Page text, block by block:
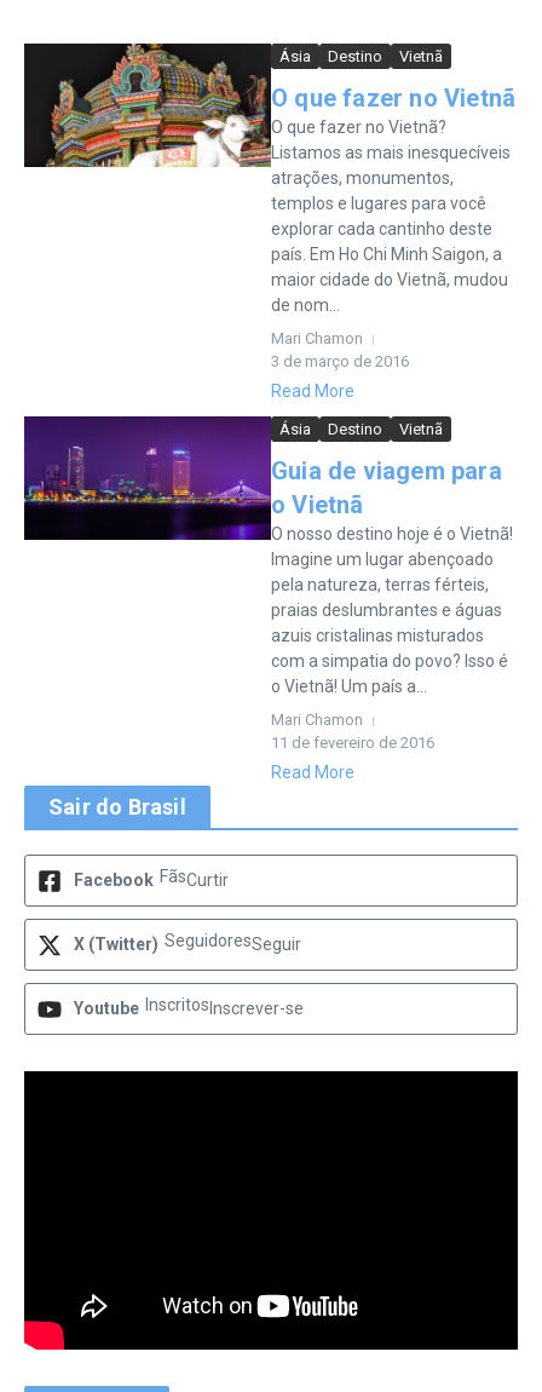
Ásia Destino Vietnã
O que fazer no Vietnã
O que fazer no Vietnã?
Listamos as mais inesquecíveis
atrações, monumentos,
templos e lugares para você
explorar cada cantinho deste
país. Em Ho Chi Minh Saigon, a
maior cidade do Vietnã, mudou
de nom...
Mari Chamon
3 de março de 2016
Read More
Ásia Destino Vietnã
Guia de viagem para
o Vietnã
O nosso destino hoje é o Vietnã!
Imagine um lugar abençoado
pela natureza, terras férteis,
praias deslumbrantes e águas
azuis cristalinas misturados
com a simpatia do povo? Isso é
o Vietnã! Um país a...
Mari Chamon
11 de fevereiro de 2016
Read More
Sair do Brasil
Facebook FãsCurtir
X (Twitter) SeguidoresSeguir
Youtube Inscritos Inscrever-se